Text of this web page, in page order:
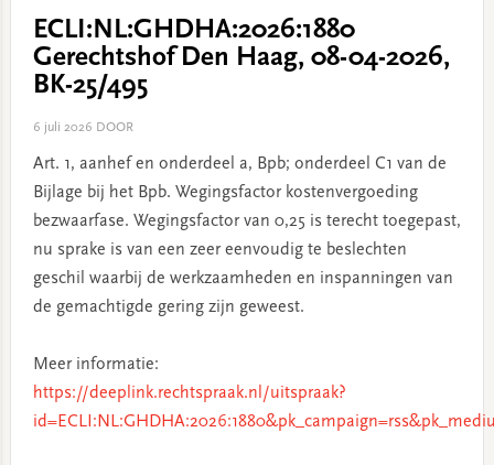
ECLI:NL:GHDHA:2026:1880
Gerechtshof Den Haag, 08-04-2026,
BK-25/495
6 juli 2026 DOOR
Art. 1, aanhef en onderdeel a, Bpb; onderdeel C1 van de
Bijlage bij het Bpb. Wegingsfactor kostenvergoeding
bezwaarfase. Wegingsfactor van 0,25 is terecht toegepast,
nu sprake is van een zeer eenvoudig te beslechten
geschil waarbij de werkzaamheden en inspanningen van
de gemachtigde gering zijn geweest.
Meer informatie:
https://deeplink.rechtspraak.nl/uitspraak?